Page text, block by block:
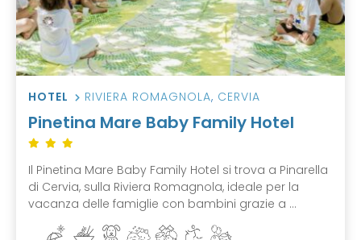
HOTEL RIVIERA ROMAGNOLA, CERVIA
Pinetina Mare Baby Family Hotel
Il Pinetina Mare Baby Family Hotel si trova a Pinarella
di Cervia, sulla Riviera Romagnola, ideale per la
vacanza delle famiglie con bambini grazie a ...